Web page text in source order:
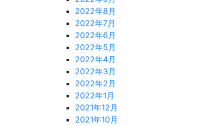
2022年8月
2022年7月
2022年6月
2022年5月
2022年4月
2022年3月
2022年2月
2022年1月
2021年12月
2021年10月